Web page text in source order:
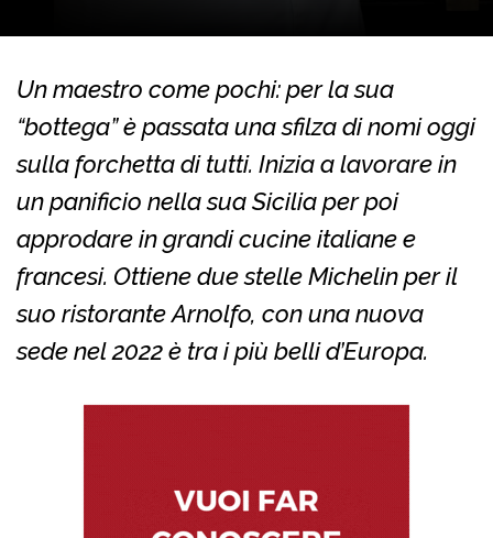
Un maestro come pochi: per la sua
“bottega” è passata una sfilza di nomi oggi
sulla forchetta di tutti. Inizia a lavorare in
un panificio nella sua Sicilia per poi
approdare in grandi cucine italiane e
francesi. Ottiene due stelle Michelin per il
suo ristorante Arnolfo, con una nuova
sede nel 2022 è tra i più belli d’Europa.